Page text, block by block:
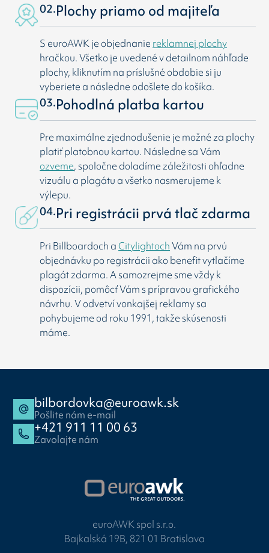
02.Plochy priamo od majiteľa
S euroAWK je objednanie reklamnej plochy
hračkou. Všetko je uvedené v detailnom náhľade
plochy, kliknutím na príslušné obdobie si ju
vyberiete a následne odošlete do košíka.
03.Pohodlná platba kartou
Pre maximálne zjednodušenie je možné za plochy
platiť platobnou kartou. Následne sa Vám
ozveme, spoločne doladíme záležitosti ohľadne
vizuálu a plagátu a všetko nasmerujeme k
výlepu.
04.Pri registrácii prvá tlač zdarma
Pri Billboardoch aCitylightochVám na prvú
objednávku po registrácii ako benefit vytlačíme
plagát zdarma. A samozrejme sme vždy k
dispozícii, pomôcť Vám s prípravou grafického
návrhu. V odvetví vonkajšej reklamy sa
pohybujeme od roku 1991, takže skúsenosti
máme.
bilbordovka@euroawk.sk
Pošlite nám e-mail
+421 911 11 00 63
Zavolajte nám
euroAWK spol s.r.o.
Bajkalská 19B, 821 01 Bratislava